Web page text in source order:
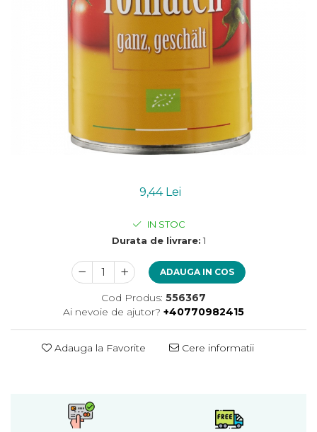
Mixuri bio si blaturi
Ciocolata, cacao si cafea
Condimente si supe bio
Dulceata si creme bio
Compoturi bio
Creme bio din nuci si alune
Gemuri si dulceata bio
Piure bio din fructe
Dulciuri si batoane bio
Bomboane bio
9,44 Lei
IN STOC
Durata de livrare: 1
ADAUGA IN COS
Cod Produs: 556367
Ai nevoie de ajutor? +40770982415
Adauga la Favorite Cere informatii